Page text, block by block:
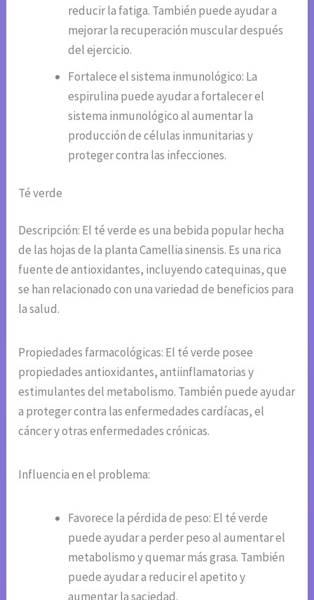
reducir la fatiga. También puede ayudar a
mejorar la recuperación muscular después
del ejercicio.
Fortalece el sistema inmunológico: La
espirulina puede ayudar a fortalecer el
sistema inmunológico al aumentar la
producción de células inmunitarias y
proteger contra las infecciones.
Té verde
Descripción: El té verde es una bebida popular hecha
de las hojas de la planta Camellia sinensis. Es una rica
fuente de antioxidantes, incluyendo catequinas, que
se han relacionado con una variedad de beneficios para
la salud.
Propiedades farmacológicas: El té verde posee
propiedades antioxidantes, antiinflamatorias y
estimulantes del metabolismo. También puede ayudar
a proteger contra las enfermedades cardíacas, el
cáncer y otras enfermedades crónicas.
Influencia en el problema:
Favorece la pérdida de peso: El té verde
puede ayudar a perder peso al aumentar el
metabolismo y quemar más grasa. También
puede ayudar a reducir el apetito y
aumentar la saciedad.